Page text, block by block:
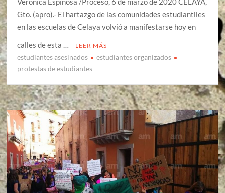
Gto. (apro).- El hartazgo de las comunidades estudiantiles
en las escuelas de Celaya volvió a manifestarse hoy en
calles de esta …
LEER MÁS
estudiantes asesinados
estudiantes organizados
protestas de estudiantes